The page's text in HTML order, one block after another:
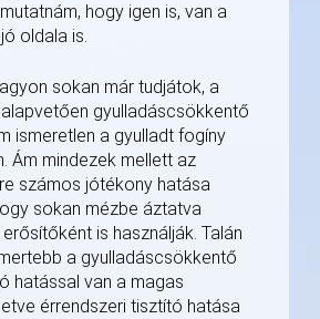
hogy igen is, van a
oldala is.
sokan már tudjátok, a
gyulladáscsökkentő
ismeretlen a gyulladt fogíny
Ám mindezek mellett az
számos jótékony hatása
sokan mézbe áztatva
is használják. Talán
a gyulladáscsökkentő
hatással van a magas
érrendszeri tisztító hatása